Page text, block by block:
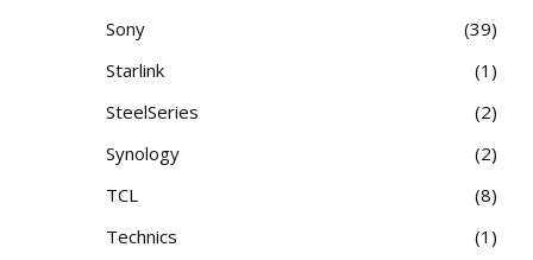
Sony
39
Starlink
1
SteelSeries
2
Synology
2
TCL
8
Technics
1